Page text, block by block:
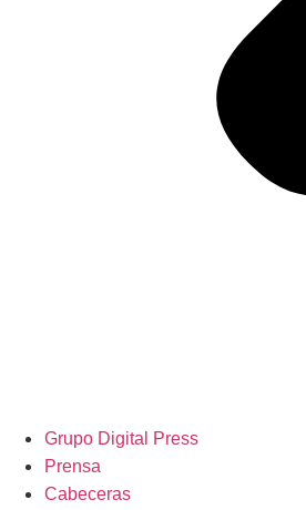
Grupo Digital Press
Prensa
Cabeceras